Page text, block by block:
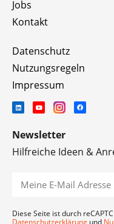
Jobs
Kontakt
Datenschutz
Nutzungsregeln
Impressum
Newsletter
Hilfreiche Ideen &
Diese Seite ist durch